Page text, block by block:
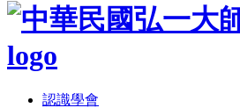
認識學會